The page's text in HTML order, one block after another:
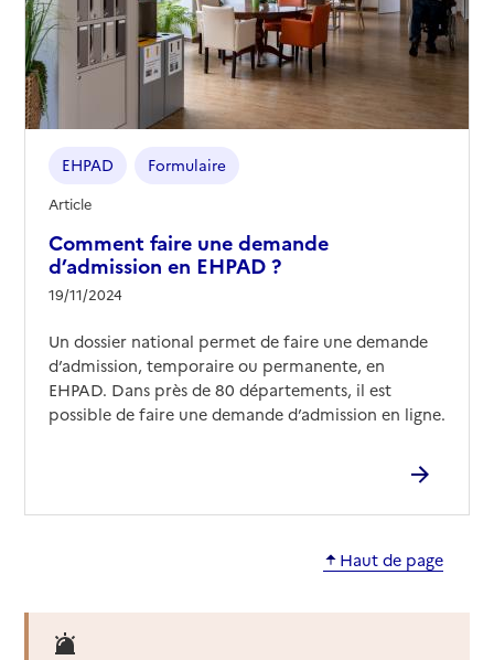
Comment faire une demande
d’admission en EHPAD ?
19/11/2024
EHPAD Formulaire
Article
Un dossier national permet de faire une demande
d’admission, temporaire ou permanente, en
EHPAD. Dans près de 80 départements, il est
possible de faire une demande d’admission en ligne.
Haut de page